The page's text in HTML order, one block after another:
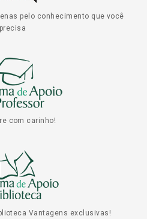
pelo conhecimento que você
precisa
com carinho!
Vantagens exclusivas!